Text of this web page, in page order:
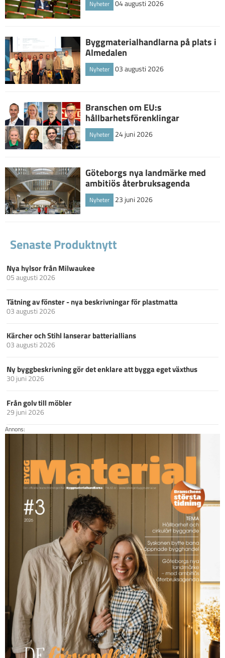
Nyheter 04 augusti 2026
Byggmaterialhandlarna på plats i
Almedalen
Nyheter 03 augusti 2026
Branschen om EU:s
hållbarhetsförenklingar
Nyheter 24 juni 2026
Göteborgs nya landmärke med
ambitiös återbruksagenda
Nyheter 23 juni 2026
Senaste Produktnytt
Nya hylsor från Milwaukee
05 augusti 2026
Tätning av fönster - nya beskrivningar för plastmatta
03 augusti 2026
Kärcher och Stihl lanserar batteriallians
03 augusti 2026
Ny byggbeskrivning gör det enklare att bygga eget växthus
30 juni 2026
Från golv till möbler
29 juni 2026
Annons: